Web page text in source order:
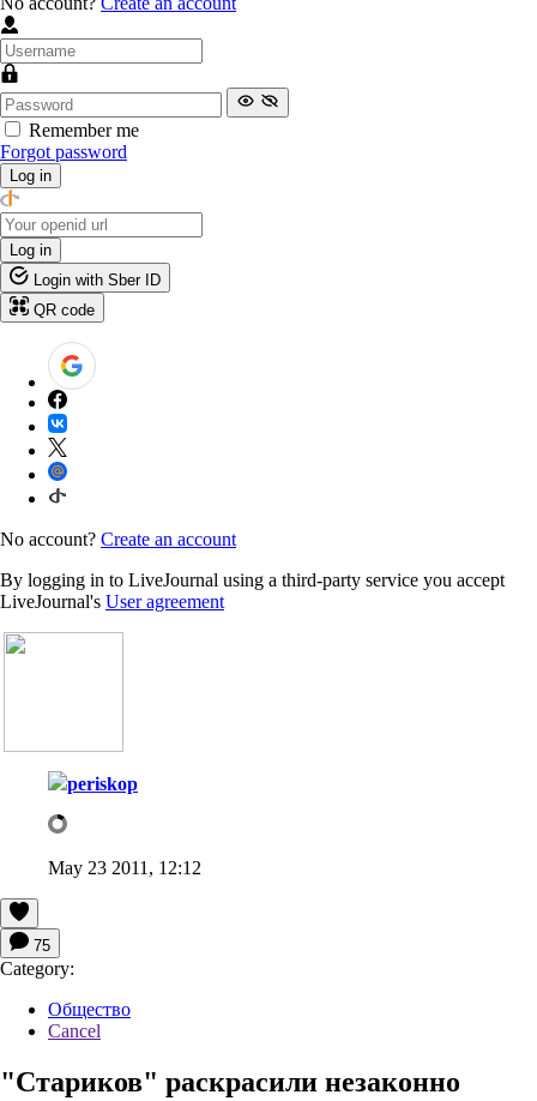
Remember me
Forgot password
Log in
Log in
Login with Sber ID
QR code
No account? Create an account
By logging in to LiveJournal using a third-party service you accept
LiveJournal's User agreement
periskop
May 23 2011, 12:12
75
Category:
Общество
Cancel
"Стариков" раскрасили незаконно